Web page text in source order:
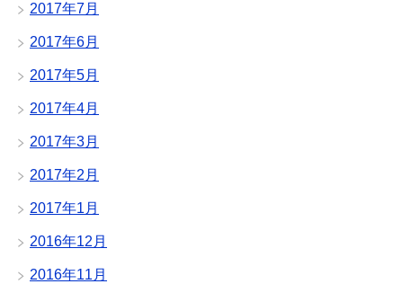
2017年7月
2017年6月
2017年5月
2017年4月
2017年3月
2017年2月
2017年1月
2016年12月
2016年11月